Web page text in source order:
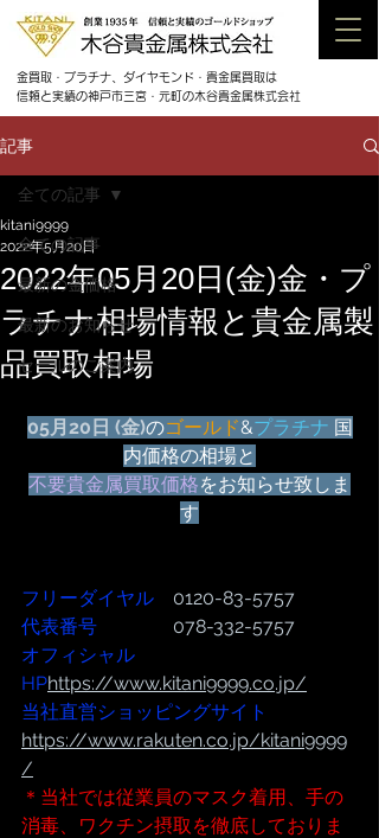
金買取・プラチナ、ダイヤモンド・貴金属買取は
信頼と実績の神戸市三宮・元町の木谷貴金属株式会社
記事
全ての記事
最新の金価格
最新のお知らせ
セールのご案内
全ての記事
2022年05月20日(金)金・プ
ラチナ相場情報と貴金属製
品買取相場
kitani9999
2022年5月20日
05月20日 (金)のゴールド&プラチナ 国
内価格の相場と
不要貴金属買取価格をお知らせ致しま
す
フリーダイヤル 0120-83-5757
代表番号
              078-332-5757
オフィシャル
HPhttps://www.kitani9999.co.jp/
当社直営ショッピングサイト
https://www.rakuten.co.jp/kitani9999
/
＊当社では従業員のマスク着用、手の
消毒、ワクチン摂取を徹底しておりま